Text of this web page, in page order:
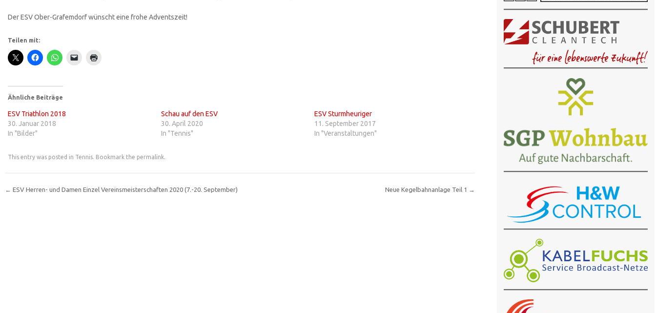
Der ESV Ober-Grafemdorf wünscht eine frohe Adventszeit!
Teilen mit:
Ähnliche Beiträge
ESV Triathlon 2018
30. Januar 2018
In "Bilder"
Schau auf den ESV
30. April 2020
In "Tennis"
ESV Sturmheuriger
11. September 2017
In "Veranstaltungen"
This entry was posted in Tennis. Bookmark the permalink.
← ESV Herren- und Damen Einzel Vereinsmeisterschaften 2020 (7.-20. September) Neue Kegelbahnanlage Teil 1 →